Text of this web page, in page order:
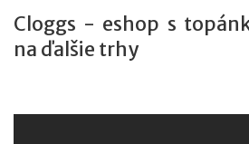
Cloggs - eshop s
na ďalšie trhy